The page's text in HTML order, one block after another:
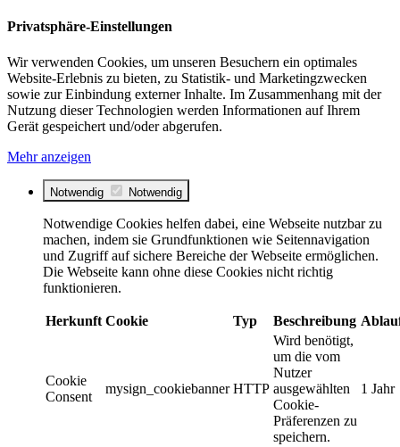
Privatsphäre-Einstellungen
Wir verwenden Cookies, um unseren Besuchern ein optimales
Website-Erlebnis zu bieten, zu Statistik- und Marketingzwecken
sowie zur Einbindung externer Inhalte. Im Zusammenhang mit der
Nutzung dieser Technologien werden Informationen auf Ihrem
Gerät gespeichert und/oder abgerufen.
Mehr anzeigen
Notwendig Notwendig
Notwendige Cookies helfen dabei, eine Webseite nutzbar zu
machen, indem sie Grundfunktionen wie Seitennavigation
und Zugriff auf sichere Bereiche der Webseite ermöglichen.
Die Webseite kann ohne diese Cookies nicht richtig
funktionieren.
Herkunft Cookie Typ Beschreibung
Cookie
Consent
mysign_cookiebanner HTTP
Wird benötigt,
um die vom
Nutzer
ausgewählten
Cookie-
Präferenzen zu
speichern.
1 Jahr